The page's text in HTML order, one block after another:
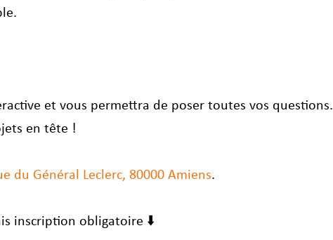
et vous permettra de poser toutes vos questions.
en tête !
du Général Leclerc, 80000 Amiens.
inscription obligatoire ⬇️